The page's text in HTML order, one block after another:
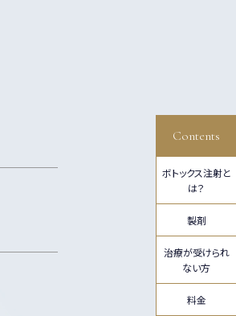
Contents
ボトックス注射と
は？
製剤
治療が受けられ
ない方
料金